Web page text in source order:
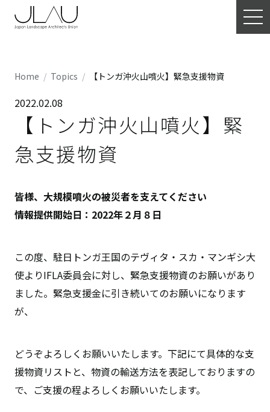
Home Topics 【トンガ沖火山噴火】緊急支援物資
2022.02.08
【トンガ沖火山噴火】緊
急支援物資
皆様、大規模噴火の被災者を支えてください
情報提供開始日：2022年２月８日
この度、駐日トンガ王国のテヴィタ・スカ・マンギシ大
使よりIFLA委員会に対し、緊急支援物資のお願いがあり
ました。緊急支援金に引き続いてのお願いになります
が、
どうぞよろしくお願いいたします。下記にて具体的な支
援物資リストと、物資の輸送方法を表記しておりますの
で、ご支援の程よろしくお願いいたします。